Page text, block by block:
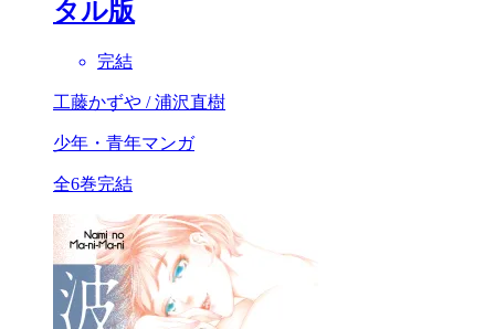
タル版
完結
工藤かずや / 浦沢直樹
少年・青年マンガ
全6巻完結